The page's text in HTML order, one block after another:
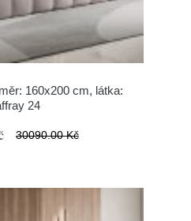
160x200 cm, látka:
24
30090.00 Kč